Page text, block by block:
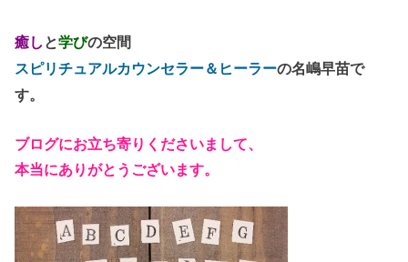
癒し と学びの空間
スピリチュアルカウンセラー＆ヒーラーの名嶋早苗で
す。
ブログにお立ち寄りくださいまして、
本当にありがとうございます。